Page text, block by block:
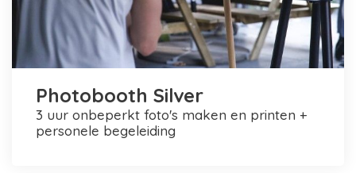
Photobooth Silver
3 uur onbeperkt foto's maken en printen +
personele begeleiding